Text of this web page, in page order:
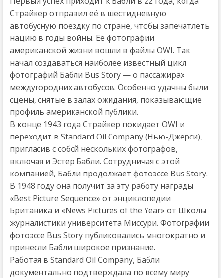
Страйкер отправил её в шестидневную
автобусную поездку по стране, чтобы запечатлеть
нацию в годы войны. Её фотографии
американской жизни вошли в файлы OWI. Так
начал создаваться наиболее известный цикл
фотографий Бабли Bus Story — о пассажирах
междугородних автобусов. Особенно удачны были
сцены, снятые в залах ожидания, показывающие
профиль американской публики.
В конце 1943 года Страйкер покидает OWI и
переходит в Standard Oil Company (Нью-Джерси),
пригласив с собсй нескольких фотографов,
включая и Эстер Бабли. Сотрудничая с этой
компанией, Бабли продолжает фотоэссе Bus Story.
В 1948 году она получит за эту работу награды
«Best Picture Sequence» от энциклопедии
Британика и «News Pictures of the Year» от Школы
журналистики университета Миссури. Фотографии
фотоэссе Bus Story публиковались многократно и
принесли Бабли широкое признание.
Работая в Standard Oil Company, Бабли
документально подтверждала по всему миру